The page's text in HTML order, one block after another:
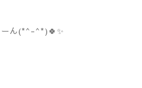
ーん(*^-^*)🍀✨